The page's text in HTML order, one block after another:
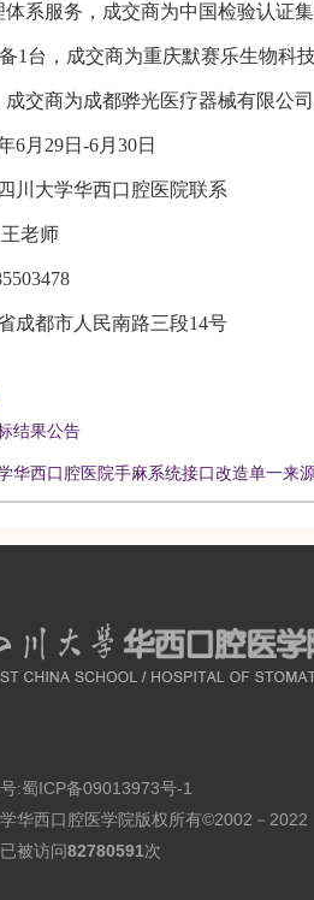
体系服务 ，成交商为中国检验认证
1台 ，成交商为重庆默赛乐生物科
成交商为成都骅光医疗器械有限公司
6月 29日-6月30日
川大学华西口腔医院联系
王老师
3478
成都市人民南路三段14号
结果公告
华西口腔医院手麻系统接口改造单一来
:蜀ICP备09013973号-1
华西口腔医学院版权所有©2002－2022
被访问82780591次